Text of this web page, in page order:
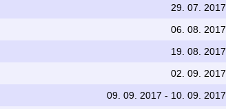
29. 07. 2017
06. 08. 2017
19. 08. 2017
02. 09. 2017
09. 09. 2017 - 10. 09. 2017